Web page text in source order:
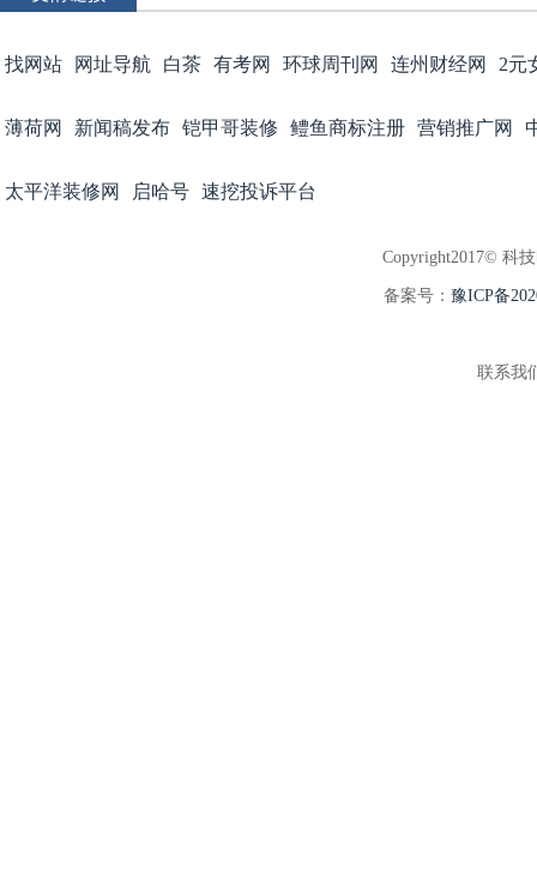
找网站 网址导航 白茶 有考网 环球周刊网 连州财经网 2元
薄荷网 新闻稿发布 铠甲哥装修 鳢鱼商标注册 营销推广网
太平洋装修网 启哈号 速挖投诉平台
Copyright2017© 科
备案号： 豫ICP备
联系我